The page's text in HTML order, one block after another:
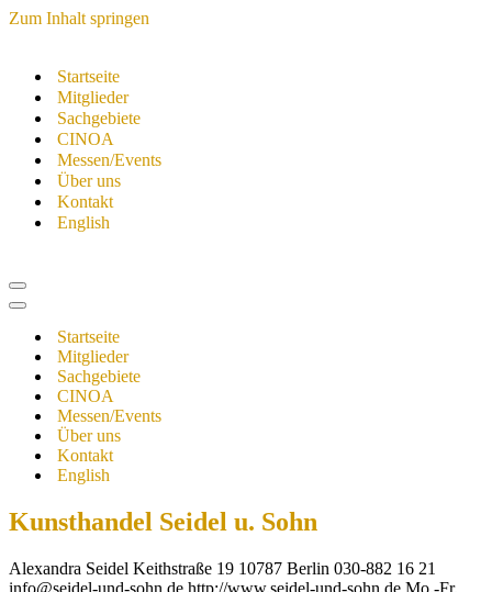
Zum Inhalt springen
Startseite
Mitglieder
Sachgebiete
CINOA
Messen/Events
Über uns
Kontakt
English
Navigationsmenü
Navigationsmenü
Startseite
Mitglieder
Sachgebiete
CINOA
Messen/Events
Über uns
Kontakt
English
Kunsthandel Seidel u. Sohn
Alexandra Seidel Keithstraße 19 10787 Berlin 030-882 16 21
info@seidel-und-sohn.de http://www.seidel-und-sohn.de Mo.-Fr.